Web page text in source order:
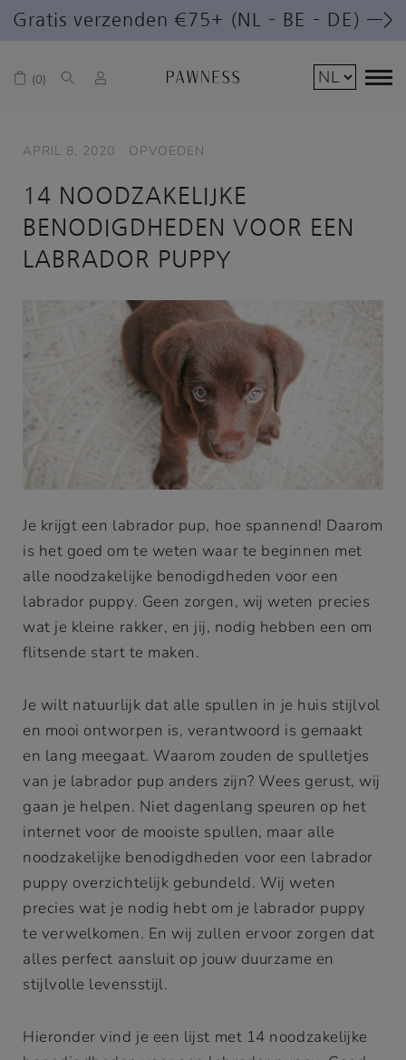
Gratis verzenden €75+ (NL – BE – DE) —>
0
APRIL 8, 2020 OPVOEDEN
14 NOODZAKELIJKE
BENODIGDHEDEN VOOR EEN
LABRADOR PUPPY
Je krijgt een labrador pup, hoe spannend! Daarom
is het goed om te weten waar te beginnen met
alle noodzakelijke benodigdheden voor een
labrador puppy. Geen zorgen, wij weten precies
wat je kleine rakker, en jij, nodig hebben een om
flitsende start te maken.
Je wilt natuurlijk dat alle spullen in je huis stijlvol
en mooi ontworpen is, verantwoord is gemaakt
en lang meegaat. Waarom zouden de spulletjes
van je labrador pup anders zijn? Wees gerust, wij
gaan je helpen. Niet dagenlang speuren op het
internet voor de mooiste spullen, maar alle
noodzakelijke benodigdheden voor een labrador
puppy overzichtelijk gebundeld. Wij weten
precies wat je nodig hebt om je labrador puppy
te verwelkomen. En wij zullen ervoor zorgen dat
alles perfect aansluit op jouw duurzame en
stijlvolle levensstijl.
Hieronder vind je een lijst met 14 noodzakelijke